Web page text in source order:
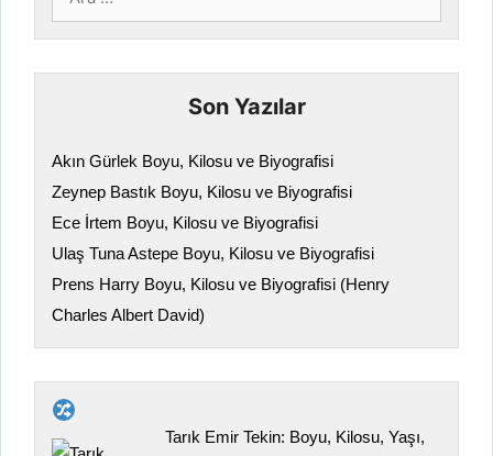
ara
Son Yazılar
Akın Gürlek Boyu, Kilosu ve Biyografisi
Zeynep Bastık Boyu, Kilosu ve Biyografisi
Ece İrtem Boyu, Kilosu ve Biyografisi
Ulaş Tuna Astepe Boyu, Kilosu ve Biyografisi
Prens Harry Boyu, Kilosu ve Biyografisi (Henry
Charles Albert David)
Tarık Emir Tekin: Boyu, Kilosu, Yaşı,